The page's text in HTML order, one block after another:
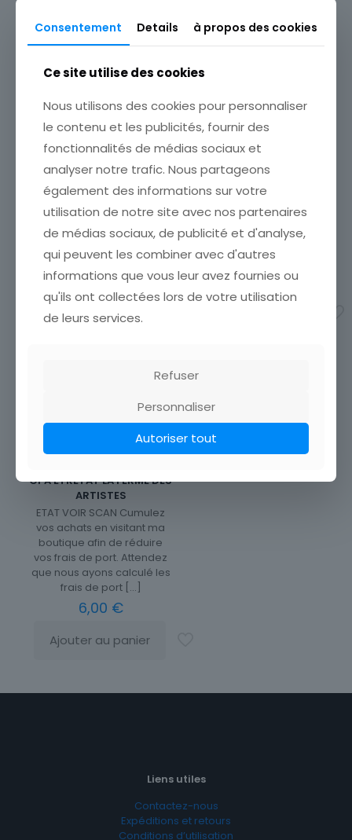
CARTE POSTALE LE HAVRE L
AVANT PORT VERS LE
BASSIN DU ROI
ETAT VOIR SCAN Cumulez
vos achats en visitant ma
boutique afin de réduire
vos frais de port. Attendez
que nous ayons calculé les
6,00
Ajouter au panier
CARTE POSTALE CABOURG
LA PROMENADE DE LA MER
TIMBRE TAXE CACHET A
ETUDIER
ETAT VOIR SCAN Cumulez
vos achats en visitant ma
boutique afin de réduire
vos frais de port. Attendez
que nous ayons calculé les
frais de port[…]
9,00€
CPA ETRETAT LA FERME DES
ARTISTES
ETAT VOIR SCAN Cumulez
vos achats en visitant ma
boutique afin de réduire
vos frais de port. Attendez
que nous ayons calculé les
frais de port[…]
6,00 €
Ajouter au panier
Liens utiles
Contactez-nous
Expéditions et retours
Conditions d’utilisation
Consentement Details à propos des cookies
Ce site utilise des cookies
Nous utilisons des cookies pour personnaliser
le contenu et les publicités, fournir des
fonctionnalités de médias sociaux et
analyser notre trafic. Nous partageons
également des informations sur votre
utilisation de notre site avec nos partenaires
de médias sociaux, de publicité et d'analyse,
qui peuvent les combiner avec d'autres
informations que vous leur avez fournies ou
qu'ils ont collectées lors de votre utilisation
de leurs services.
Refuser
Personnaliser
Autoriser tout